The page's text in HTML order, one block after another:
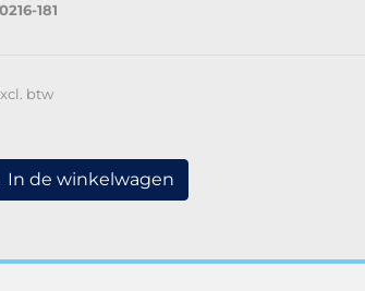
181
btw
In de winkelwagen